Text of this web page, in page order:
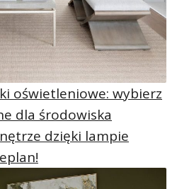
oświetleniowe: wybierz
dla środowiska
dzięki lampie